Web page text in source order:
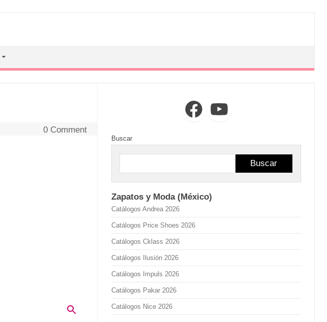
0 Comment
FacebookYouTube
Buscar
Buscar
Zapatos y Moda (México)
Catálogos Andrea 2026
Catálogos Price Shoes 2026
Catálogos Cklass 2026
Catálogos Ilusión 2026
Catálogos Impuls 2026
Catálogos Pakar 2026
Catálogos Nice 2026